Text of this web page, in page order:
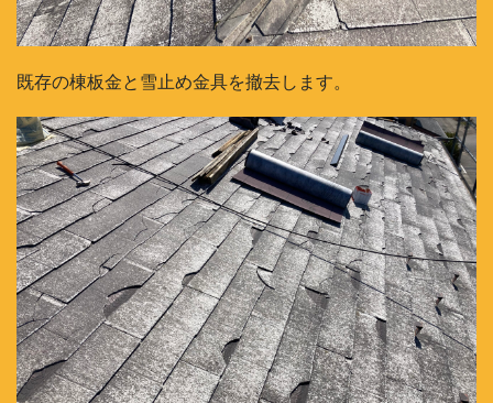
既存の棟板金と雪止め金具を撤去します。